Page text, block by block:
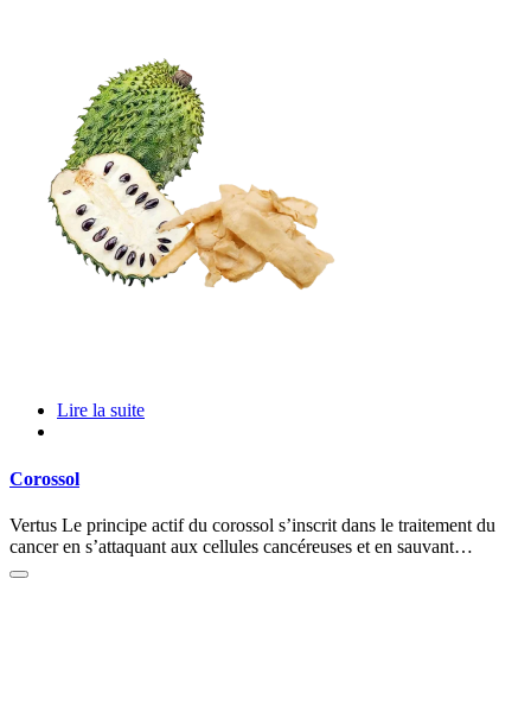
Lire la suite
Corossol
Vertus Le principe actif du corossol s’inscrit dans le traitement du
cancer en s’attaquant aux cellules cancéreuses et en sauvant…